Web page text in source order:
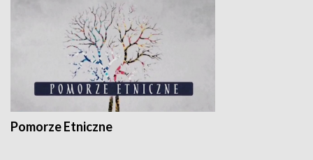
Pomorze Etniczne